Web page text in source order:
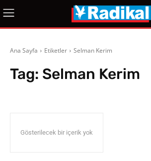
Ana Sayfa Etiketler Selman Kerim
Tag: Selman Kerim
Gösterilecek bir içerik yok